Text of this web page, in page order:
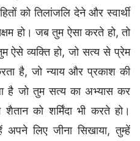
को तिलांजलि देने और स्वार्थी
हो। जब तुम ऐसा करते हो, तो
ऐसे व्यक्ति हो, जो सत्य से प्रेम
है, जो न्याय और प्रकाश की
है जो तुम सत्य का अभ्यास कर
को शर्मिंदा भी करते हो।
अपने लिए जीना सिखाया, तुम्हें